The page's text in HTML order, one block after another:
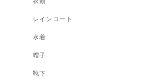
レインコート
水着
帽子
靴下